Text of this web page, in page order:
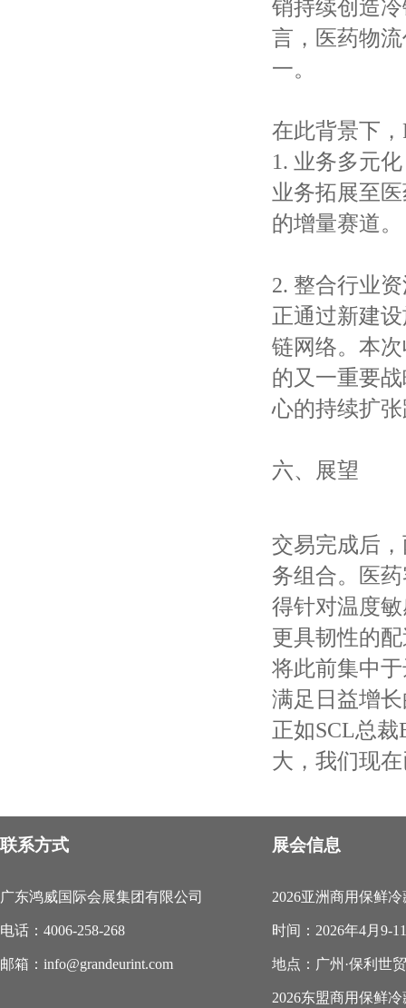
销持续创造
言，医药物
一。
在此背景下
1. 业务多元
业务拓展至
的增量赛道。
2. 整合行业
正通过新建
链网络。本次
的又一重要
心的持续扩
六、展望
交易完成后
务组合。医
得针对温度
更具韧性的
将此前集中
满足日益增
正如SCL总裁
大，我们现
联系方式 展会信息
广东鸿威国际会展集团有限公司
电话：4006-258-268
邮箱：info@grandeurint.com
2026亚洲商用保鲜
时间：2026年4月9-
地点：广州·保利世
2026东盟商用保鲜